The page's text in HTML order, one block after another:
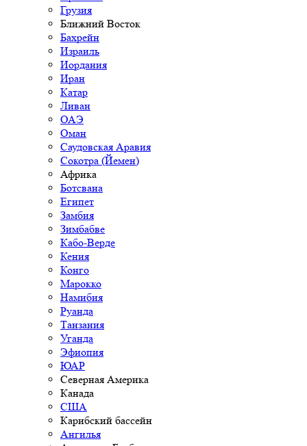
Грузия
Ближний Восток
Бахрейн
Израиль
Иордания
Иран
Катар
Ливан
ОАЭ
Оман
Саудовская Аравия
Сокотра (Йемен)
Африка
Ботсвана
Египет
Замбия
Зимбабве
Кабо-Верде
Кения
Конго
Марокко
Намибия
Руанда
Танзания
Уганда
Эфиопия
ЮАР
Северная Америка
Канада
США
Карибский бассейн
Ангилья